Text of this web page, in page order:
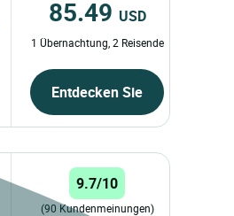
85.49 USD
1 Übernachtung, 2 Reisende
Entdecken Sie
9.7/10
(90 Kundenmeinungen)